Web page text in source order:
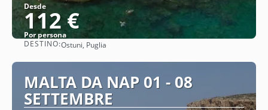
Desde
112 €
Por persona
DESTINO:Ostuni, Puglia
MALTA DA NAP 01 - 08
SETTEMBRE